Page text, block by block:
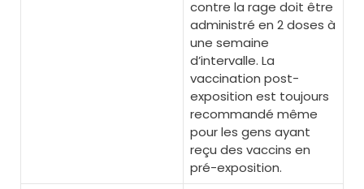
contre la rage doit être
administré en 2 doses à
une semaine
d’intervalle. La
vaccination post-
exposition est toujours
recommandé même
pour les gens ayant
reçu des vaccins en
pré-exposition.